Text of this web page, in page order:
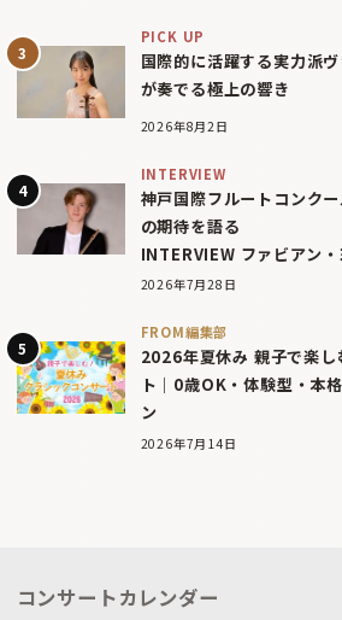
PICK UP
国際的に活躍する実力派
が奏でる極上の響き
2026年8月2日
INTERVIEW
神戸国際フルートコンク
の期待を語る
INTERVIEW ファビアン
2026年7月28日
FROM編集部
2026年夏休み 親子で楽
ト｜0歳OK・体験型・本
ン
2026年7月14日
コンサートカレンダー